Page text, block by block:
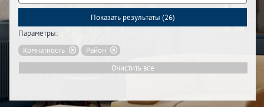
Показать результаты (26)
Параметры:
Комнатность
Район
Очистить все